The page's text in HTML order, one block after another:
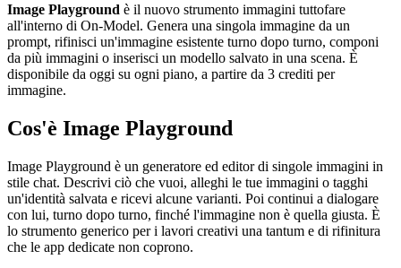
Image Playground è il nuovo strumento immagini tuttofare
all'interno di On-Model. Genera una singola immagine da un
prompt, rifinisci un'immagine esistente turno dopo turno, componi
da più immagini o inserisci un modello salvato in una scena. È
disponibile da oggi su ogni piano, a partire da 3 crediti per
immagine.
Cos'è Image Playground
Image Playground è un generatore ed editor di singole immagini in
stile chat. Descrivi ciò che vuoi, alleghi le tue immagini o tagghi
un'identità salvata e ricevi alcune varianti. Poi continui a dialogare
con lui, turno dopo turno, finché l'immagine non è quella giusta. È
lo strumento generico per i lavori creativi una tantum e di rifinitura
che le app dedicate non coprono.